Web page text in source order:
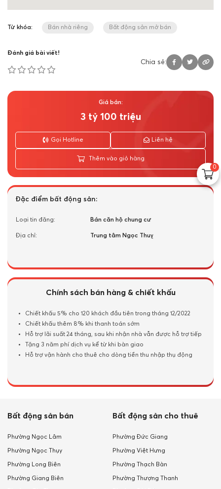
0
Từ khóa: Bán nhà riêng Bất động sản mở bán
Đánh giá bài viết!
Chia sẻ:
Giá bán:
3 tỷ 100 triệu
Gọi Hotline Liên hệ
Thêm vào giỏ hàng
Đặc điểm bất động sản:
Loại tin đăng: Bán căn hộ chung cư
Địa chỉ: Trung tâm Ngọc Thuỵ
Chính sách bán hàng & chiết khấu
Chiết khấu 5% cho 120 khách đầu tiên trong tháng 12/2022
Chiết khấu thêm 8% khi thanh toán sớm
Hỗ trợ lãi suất 24 tháng, sau khi nhận nhà vẫn được hỗ trợ tiếp
Tặng 3 năm phí dịch vụ kể từ khi bàn giao
Hỗ trợ vận hành cho thuê cho dòng tiền thu nhập thụ động
Bất động sản bán
Phường Ngọc Lâm
Phường Ngọc Thụy
Phường Long Biên
Phường Giang Biên
Bất động sản cho thuê
Phường Đức Giang
Phường Việt Hưng
Phường Thạch Bàn
Phường Thượng Thanh